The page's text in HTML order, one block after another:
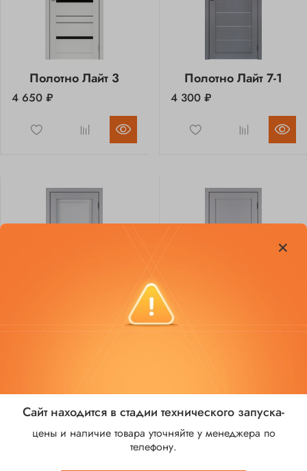
Полотно Лайт 3
4 650 ₽
Полотно Лайт 7-1
4 300 ₽
Полотно М-31 ПО
Сайт находится в стадии технического запуска-
цены и наличие товара уточняйте у менеджера по
телефону.